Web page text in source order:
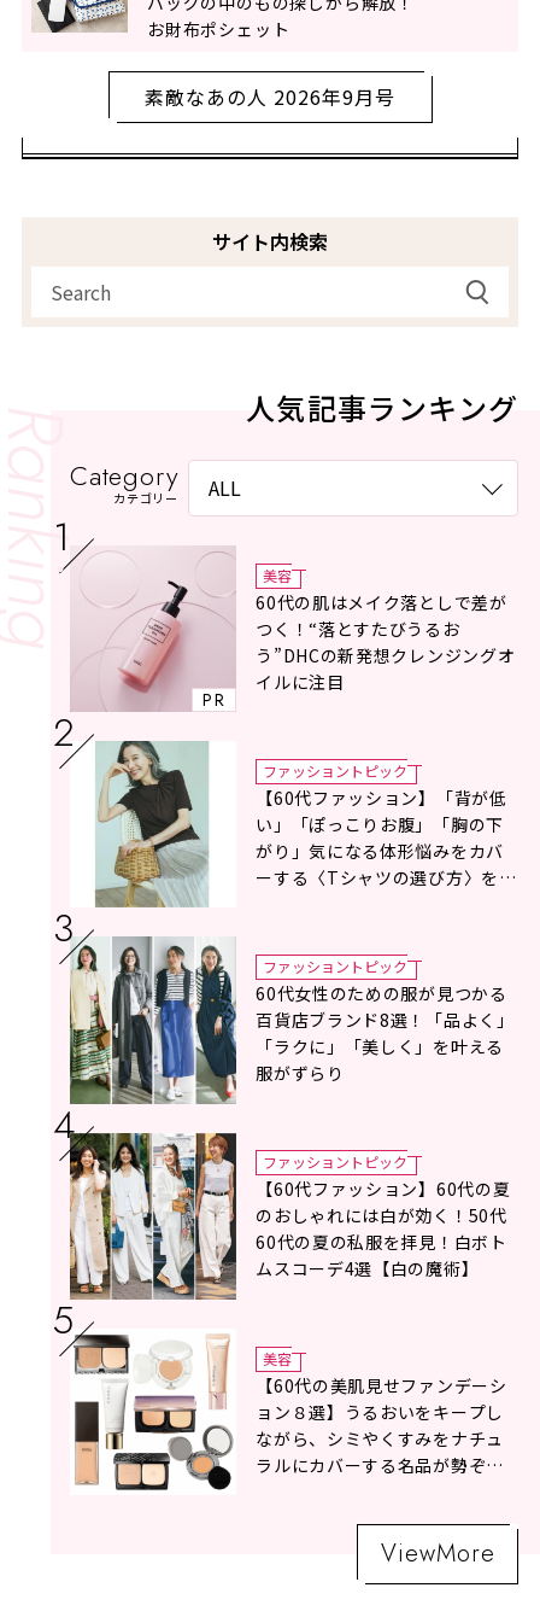
お財布ポシェット
素敵なあの人 2026年9月号
サイト内検索
人気記事ランキング
Category
カテゴリー
PR
美容
60代の肌はメイク落としで差が
つく！“落とすたびうるお
う”DHCの新発想クレンジングオ
イルに注目
ファッショントピック
【60代ファッション】「背が低
い」「ぽっこりお腹」「胸の下
がり」気になる体形悩みをカバ
ーする〈Tシャツの選び方〉をス
ファッショントピック
60代女性のための服が見つかる
百貨店ブランド8選！「品よく」
「ラクに」「美しく」を叶える
服がずらり
ファッショントピック
【60代ファッション】60代の夏
のおしゃれには白が効く！50代
60代の夏の私服を拝見！白ボト
ムスコーデ4選【白の魔術】
美容
【60代の美肌見せファンデーシ
ョン８選】うるおいをキープし
ながら、シミやくすみをナチュ
ラルにカバーする名品が勢ぞろ
ViewMore